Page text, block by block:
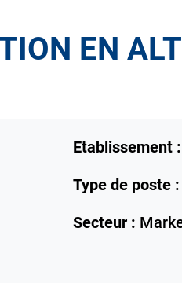
EN
Etablissement :
Type de poste :
Secteur :